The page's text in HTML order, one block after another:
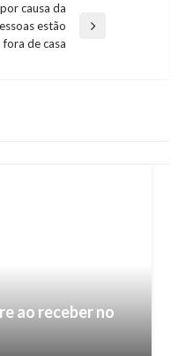
causa da
estão
fora de casa
ao receber no